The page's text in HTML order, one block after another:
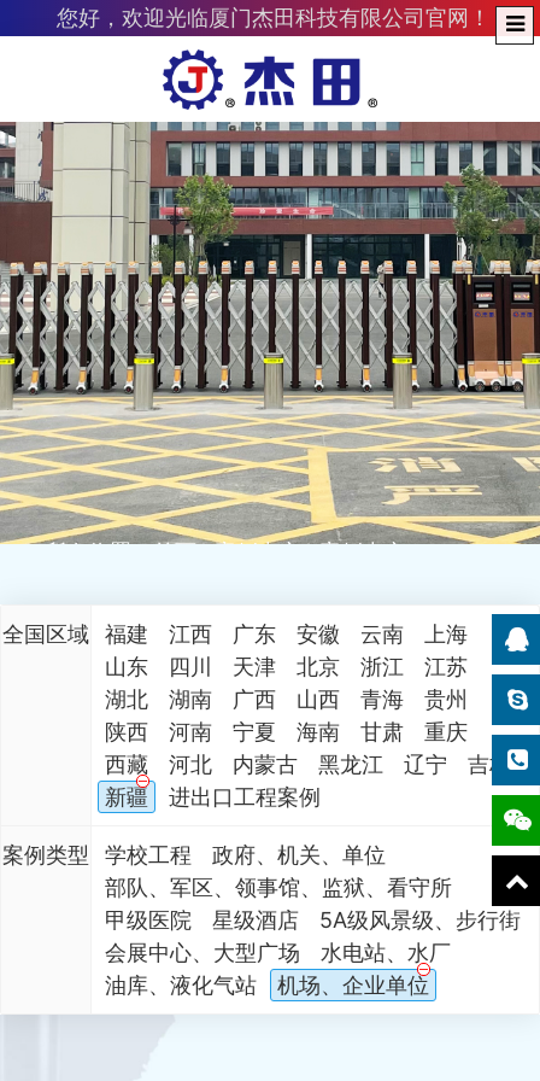
您好，欢迎光临厦门杰田科技有限公司官网！
所在位置：首页 案例中心 案例中心
全国区域 福建 江西 广东 安徽 云南
上海
山东
四川 天津 北京 浙江
江苏
湖北
湖南 广西 山西 青海
贵州
陕西
河南 宁夏 海南 甘肃
重庆
西藏
河北 内蒙古 黑龙江 辽宁
吉林
新疆
进出口工程案例
案例类型 学校工程
政府、机关、单位
部队、军区、领事馆、监狱、看守所
甲级医院
星级酒店
5A级风景级、步行街
会展中心、大型广场
水电站、水厂
油库、液化气站
机场、企业单位